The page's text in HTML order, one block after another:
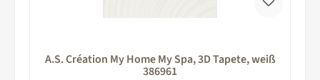
A.S. Création My Home My Spa, 3D Tapete, weiß
386961